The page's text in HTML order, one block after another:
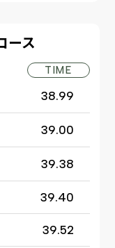
ース
TIME
38.99
39.00
39.38
39.40
39.52